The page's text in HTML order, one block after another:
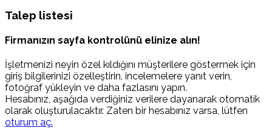
Talep listesi
Firmanızın sayfa kontrolünü elinize alın!
İşletmenizi neyin özel kıldığını müşterilere göstermek için
giriş bilgilerinizi özelleştirin, incelemelere yanıt verin,
fotoğraf yükleyin ve daha fazlasını yapın.
Hesabınız, aşağıda verdiğiniz verilere dayanarak otomatik
olarak oluşturulacaktır. Zaten bir hesabınız varsa, lütfen
oturum aç.